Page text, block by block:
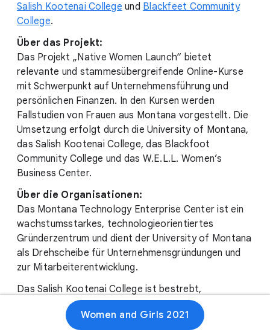
Salish Kootenai College und Blackfeet Community
College.
Über das Projekt:
Das Projekt „Native Women Launch“ bietet
relevante und stammesübergreifende Online-Kurse
mit Schwerpunkt auf Unternehmensführung und
persönlichen Finanzen. In den Kursen werden
Fallstudien von Frauen aus Montana vorgestellt. Die
Umsetzung erfolgt durch die University of Montana,
das Salish Kootenai College, das Blackfoot
Community College und das W.E.L.L. Women’s
Business Center.
Über die Organisationen:
Das Montana Technology Enterprise Center ist ein
wachstumsstarkes, technologieorientiertes
Gründerzentrum und dient der University of Montana
als Drehscheibe für Unternehmensgründungen und
zur Mitarbeiterentwicklung.
Das Salish Kootenai College ist bestrebt,
hochwertige postsekundäre Bildungsmöglichkeiten
und Unterstützung für amerikanische Ureinwohner zu
bieten. Das College möchte die Kultur der Völker der
Women and Girls 2021